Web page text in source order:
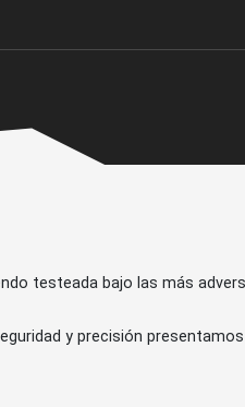
testeada bajo las más
y precisión